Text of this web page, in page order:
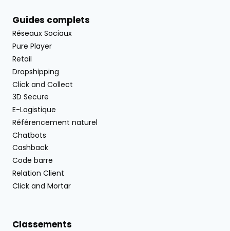
Guides complets
Réseaux Sociaux
Pure Player
Retail
Dropshipping
Click and Collect
3D Secure
E-Logistique
Référencement naturel
Chatbots
Cashback
Code barre
Relation Client
Click and Mortar
Classements